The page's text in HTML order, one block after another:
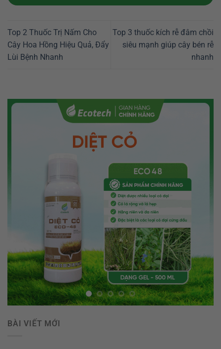
Top 2 Thuốc Trị Nấm Cho
Cây Hoa Hồng Hiệu Quả, Đẩy
Lùi Bệnh Nhanh
Top 3 thuốc kích rễ đâm chồi
siêu mạnh giúp cây bén rễ
nhanh
BÀI VIẾT MỚI